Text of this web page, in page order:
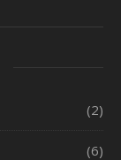
(2)
(6)